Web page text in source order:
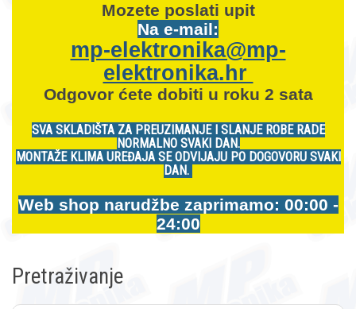
Mozete poslati upit
Na e-mail:
mp-elektronika@mp-
elektronika.hr
Odgovor ćete dobiti u roku 2 sata
SVA SKLADIŠTA ZA PREUZIMANJE I SLANJE ROBE RADE
NORMALNO SVAKI DAN.
MONTAŽE KLIMA UREĐAJA SE ODVIJAJU PO DOGOVORU SVAKI
DAN.
Web shop narudžbe zaprimamo: 00:00 -
24:00
Pretraživanje